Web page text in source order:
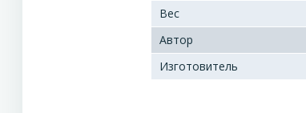
Вес
Автор
Изготовитель